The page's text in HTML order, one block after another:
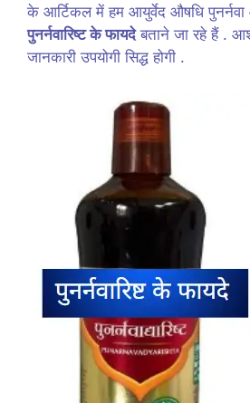
के आर्टिकल में हम आयुर्वेद औषधि पुनर्नवा
पुनर्नवारिष्ट के फायदेबताने जा रहे हैं .
जानकारी उपयोगी सिद्ध होगी .